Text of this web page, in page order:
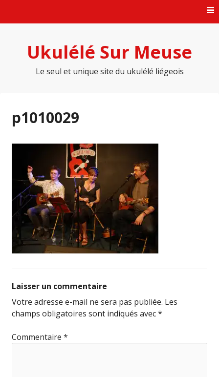
Ukulélé Sur Meuse
Le seul et unique site du ukulélé liégeois
p1010029
Laisser un commentaire
Votre adresse e-mail ne sera pas publiée. Les
champs obligatoires sont indiqués avec*
Commentaire *